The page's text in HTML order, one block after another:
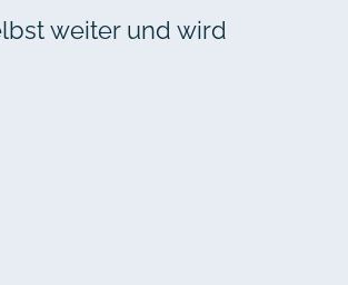
weiter und wird